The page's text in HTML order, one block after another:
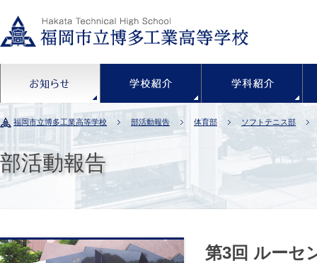
福岡市立博多工業高等学校 部活動報告 体育部 ソフトテニス部
部活動報告
第3回 ルーセ